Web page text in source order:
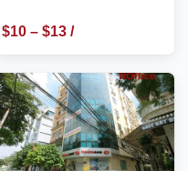
$10– $13/
m2